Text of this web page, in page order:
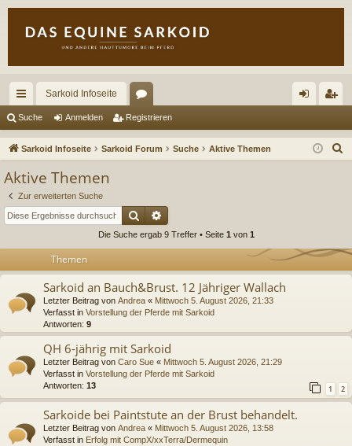
ch
ne
riff
Sarkoid Infoseite
or
en m ist
Suche Anmelden Registrieren
Sarkoid Infoseite Sarkoid Forum Suche Aktive Themen
Aktive Themen
Zur erweiterten Suche
SucheErweiterte Suche
Die Suche ergab 9 Treffer • Seite 1 von 1
Themen
Sarkoid an Bauch&Brust. 12 Jähriger Wallach
Letzter Beitrag von Andrea « Mittwoch 5. August 2026, 21:33
Verfasst in Vorstellung der Pferde mit Sarkoid
Antworten: 9
QH 6-jährig mit Sarkoid
Letzter Beitrag von Caro Sue « Mittwoch 5. August 2026, 21:29
Verfasst in Vorstellung der Pferde mit Sarkoid
Antworten: 13 1 2
Sarkoide bei Paintstute an der Brust behandelt.
Letzter Beitrag von Andrea « Mittwoch 5. August 2026, 13:58
Verfasst in Erfolg mit CompX/xxTerra/Dermequin